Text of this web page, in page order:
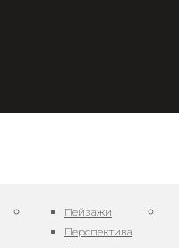
Пейзажи
Перспектива